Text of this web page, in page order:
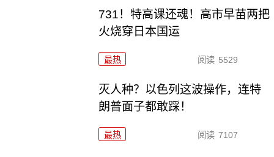
731！特高课还魂！高市早苗两把
火烧穿日本国运
最热 阅读 5529
灭人种？以色列这波操作，连特
朗普面子都敢踩！
最热 阅读 7107